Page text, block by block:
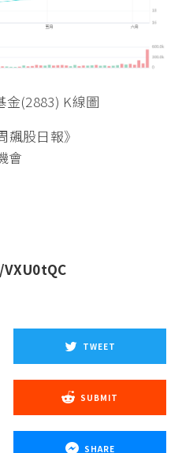
(2883) K線圖
股日報》
會
TWEET
SUBMIT
SHARE